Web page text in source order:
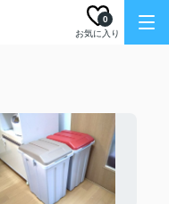
お気に入り
0